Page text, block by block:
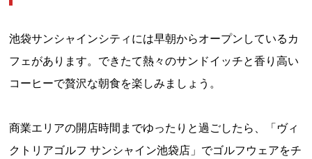
池袋サンシャインシティには早朝からオープンしているカ
フェがあります。できたて熱々のサンドイッチと香り高い
コーヒーで贅沢な朝食を楽しみましょう。
商業エリアの開店時間までゆったりと過ごしたら、「ヴィ
クトリアゴルフ サンシャイン池袋店」でゴルフウェアをチ